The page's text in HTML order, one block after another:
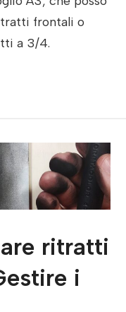
frontali o
a 3/4.
ritratti
i